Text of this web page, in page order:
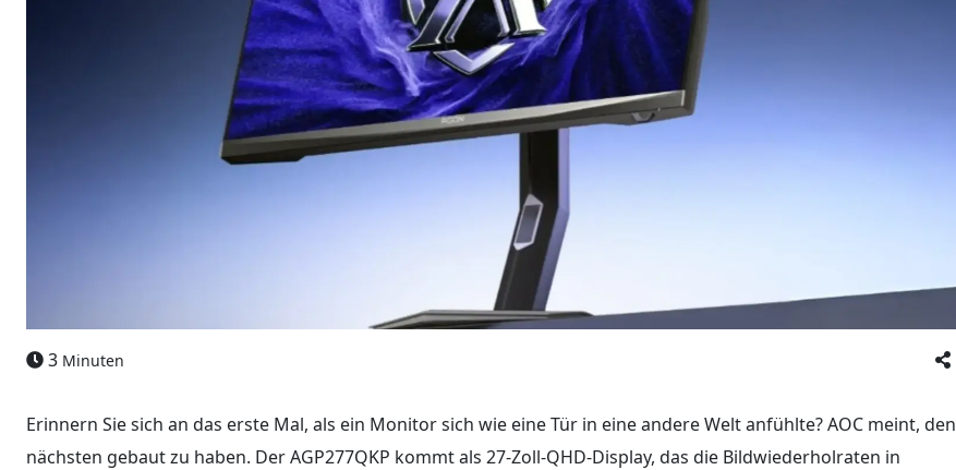
3 Minuten
Erinnern Sie sich an das erste Mal, als ein Monitor sich wie eine Tür in eine andere Welt anfühlte? AOC meint, den
nächsten gebaut zu haben. Der AGP277QKP kommt als 27-Zoll-QHD-Display, das die Bildwiederholraten in